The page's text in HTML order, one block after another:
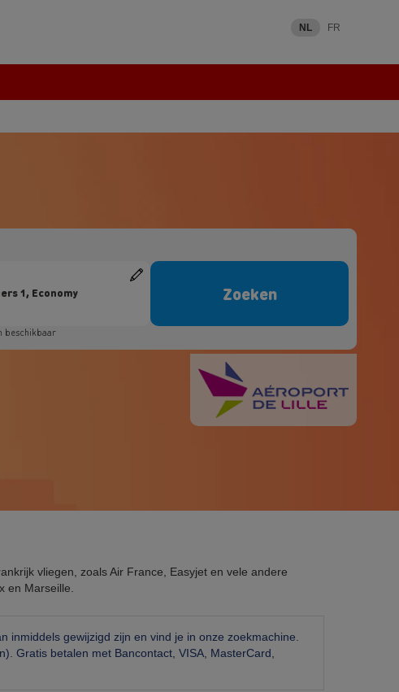
NL FR
vliegen, zoals Air France, Easyjet en vele andere
en Marseille.
gewijzigd zijn en vind je in onze zoekmachine.
Gratis betalen met Bancontact, VISA, MasterCard,